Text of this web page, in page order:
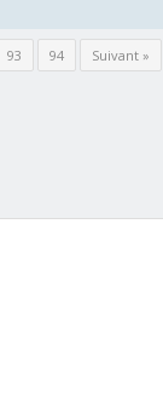
93 94 Suivant »